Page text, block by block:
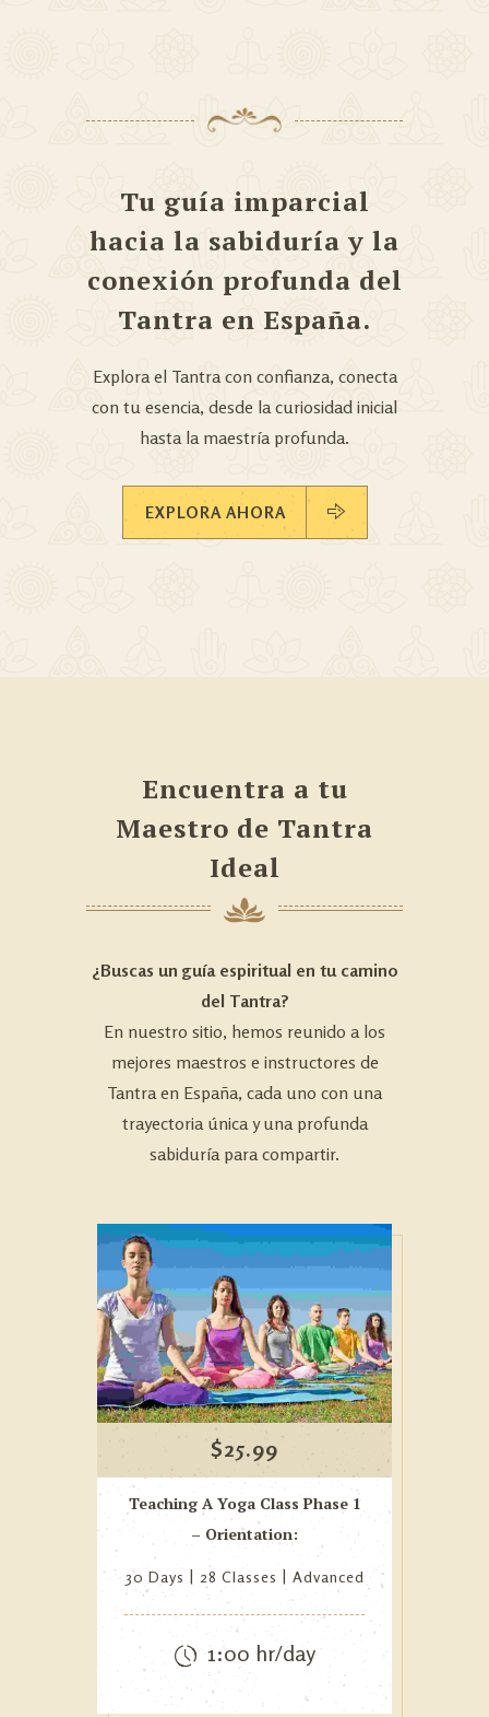
Tu guía imparcial
hacia la sabiduría y la
conexión profunda del
Tantra en España.
Explora el Tantra con confianza, conecta
con tu esencia, desde la curiosidad inicial
hasta la maestría profunda.
EXPLORA AHORA
Encuentra a tu
Maestro de Tantra
Ideal
¿Buscas un guía espiritual en tu camino
del Tantra?
En nuestro sitio, hemos reunido a los
mejores maestros e instructores de
Tantra en España, cada uno con una
trayectoria única y una profunda
sabiduría para compartir.
$25.99
Teaching A Yoga Class Phase 1
– Orientation:
30 Days 28 Classes Advanced
1:00 hr/day